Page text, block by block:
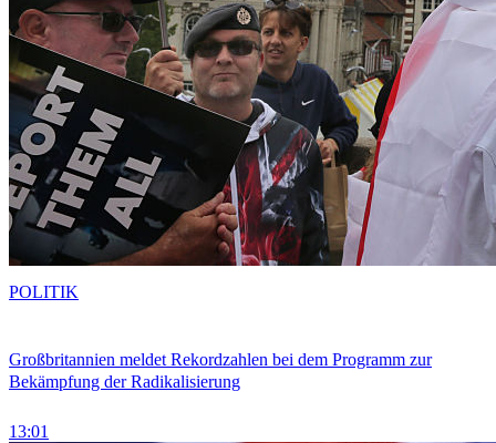
Großbritannien meldet Rekordzahlen bei dem Programm zur
Bekämpfung der Radikalisierung
13:01
POLITIK